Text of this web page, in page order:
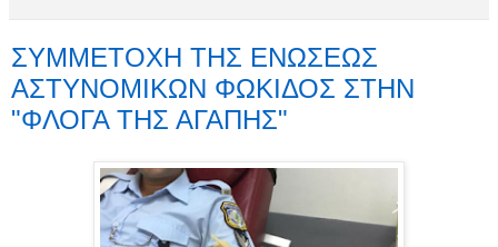
ΣΥΜΜΕΤΟΧΗ ΤΗΣ ΕΝΩΣΕΩΣ
ΑΣΤΥΝΟΜΙΚΩΝ ΦΩΚΙΔΟΣ ΣΤΗΝ
"ΦΛΟΓΑ ΤΗΣ ΑΓΑΠΗΣ"